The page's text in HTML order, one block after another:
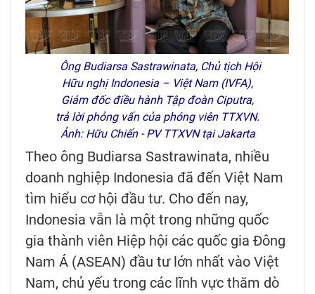
Ông Budiarsa Sastrawinata, Chủ tịch Hội
Hữu nghị Indonesia – Việt Nam (IVFA),
Giám đốc điều hành Tập đoàn Ciputra,
trả lời phỏng vấn của phóng viên TTXVN.
Ảnh: Hữu Chiến - PV TTXVN tại Jakarta
Theo ông Budiarsa Sastrawinata, nhiều
doanh nghiệp Indonesia đã đến Việt Nam
tìm hiểu cơ hội đầu tư. Cho đến nay,
Indonesia vẫn là một trong những quốc
gia thành viên Hiệp hội các quốc gia Đông
Nam Á (ASEAN) đầu tư lớn nhất vào Việt
Nam, chủ yếu trong các lĩnh vực thăm dò